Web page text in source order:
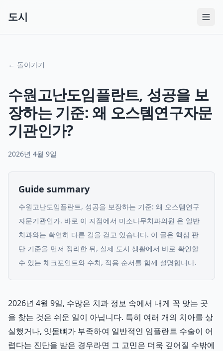
도시
← 돌아가기
수원고난도임플란트, 성공을 보
장하는 기준: 왜 오스템연구자문
기관인가?
2026년 4월 9일
Guide summary
수원고난도임플란트, 성공을 보장하는 기준: 왜 오스템연구
자문기관인가. 바로 이 지점에서 미소나무치과의원 은 일반
치과와는 확연히 다른 길을 걷고 있습니다. 이 글은 핵심 판
단 기준을 먼저 정리한 뒤, 실제 도시 생활에서 바로 확인할
수 있는 체크포인트와 수치, 적용 순서를 함께 설명합니다.
2026년 4월 9일, 수많은 치과 정보 속에서 내게 꼭 맞는 곳
을 찾는 것은 쉬운 일이 아닙니다. 특히 여러 개의 치아를 상
실했거나, 잇몸뼈가 부족하여 일반적인 임플란트 수술이 어
렵다는 진단을 받은 경우라면 그 고민은 더욱 깊어질 수밖에